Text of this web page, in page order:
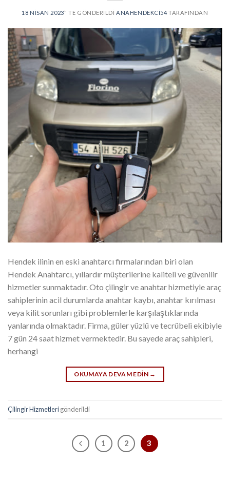
18 NISAN 2023’' TE GÖNDERILDI ANAHENDEKCI54 TARAFINDAN
Hendek ilinin en eski anahtarcı firmalarından biri olan
Hendek Anahtarcı, yıllardır müşterilerine kaliteli ve güvenilir
hizmetler sunmaktadır. Oto çilingir ve anahtar hizmetiyle araç
sahiplerinin acil durumlarda anahtar kaybı, anahtar kırılması
veya kilit sorunları gibi problemlerle karşılaştıklarında
yanlarında olmaktadır. Firma, güler yüzlü ve tecrübeli ekibiyle
7 gün 24 saat hizmet vermektedir. Bu sayede araç sahipleri,
herhangi
OKUMAYA DEVAM EDIN →
Çilingir Hizmetlerigönderildi
1 2 3